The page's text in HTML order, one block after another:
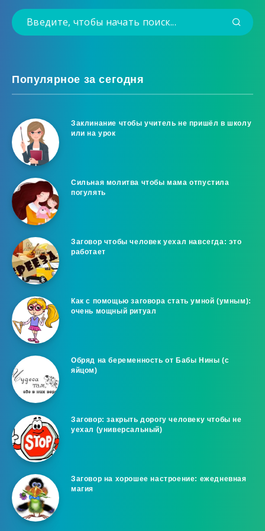
Популярное за сегодня
Заклинание чтобы учитель не пришёл в школу
или на урок
Сильная молитва чтобы мама отпустила
погулять
Заговор чтобы человек уехал навсегда: это
работает
Как с помощью заговора стать умной (умным):
очень мощный ритуал
Обряд на беременность от Бабы Нины (с
яйцом)
Заговор: закрыть дорогу человеку чтобы не
уехал (универсальный)
Заговор на хорошее настроение: ежедневная
магия